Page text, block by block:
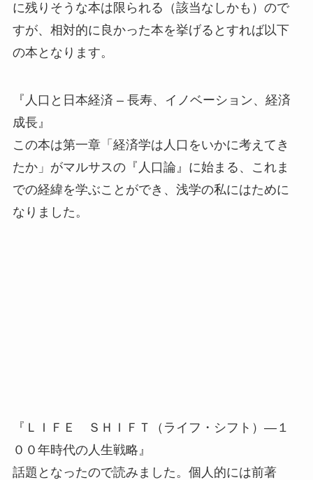
に残りそうな本は限られる（該当なしかも）ので
すが、相対的に良かった本を挙げるとすれば以下
の本となります。
『人口と日本経済 – 長寿、イノベーション、経済
成長』
この本は第一章「経済学は人口をいかに考えてき
たか」がマルサスの『人口論』に始まる、これま
での経緯を学ぶことができ、浅学の私にはために
なりました。
『ＬＩＦＥ ＳＨＩＦＴ（ライフ・シフト）―１
００年時代の人生戦略』
話題となったので読みました。個人的には前著